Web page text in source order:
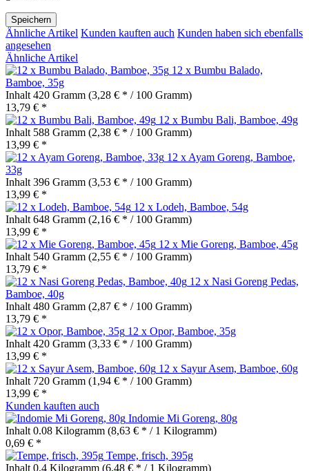
Speichern
Ähnliche Artikel Kunden kauften auch Kunden haben sich ebenfalls
angesehen
Ähnliche Artikel
12 x Bumbu Balado,
Bamboe, 35g
Inhalt 420 Gramm (3,28 € * / 100 Gramm)
13,79 € *
12 x Bumbu Bali, Bamboe, 49g
Inhalt 588 Gramm (2,38 € * / 100 Gramm)
13,99 € *
12 x Ayam Goreng, Bamboe,
33g
Inhalt 396 Gramm (3,53 € * / 100 Gramm)
13,99 € *
12 x Lodeh, Bamboe, 54g
Inhalt 648 Gramm (2,16 € * / 100 Gramm)
13,99 € *
12 x Mie Goreng, Bamboe, 45g
Inhalt 540 Gramm (2,55 € * / 100 Gramm)
13,79 € *
12 x Nasi Goreng Pedas,
Bamboe, 40g
Inhalt 480 Gramm (2,87 € * / 100 Gramm)
13,79 € *
12 x Opor, Bamboe, 35g
Inhalt 420 Gramm (3,33 € * / 100 Gramm)
13,99 € *
12 x Sayur Asem, Bamboe, 60g
Inhalt 720 Gramm (1,94 € * / 100 Gramm)
13,99 € *
Kunden kauften auch
Indomie Mi Goreng, 80g
Inhalt 0.08 Kilogramm (8,63 € * / 1 Kilogramm)
0,69 € *
Tempe, frisch, 395g
Inhalt 0.4 Kilogramm (6,48 € * / 1 Kilogramm)